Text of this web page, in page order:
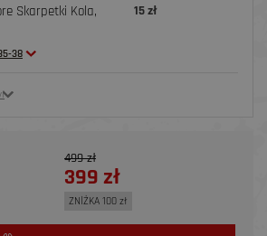
Skarpetki Kola,
38
15 zł
499 zł
399 zł
ZNİŻKA 100 zł